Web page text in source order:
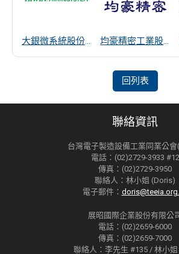
大銀微系統股份有限公司 均豪精密工業股份有限公司
回列表
聯絡資訊
台灣電子製造設備工業同業公會
電話：(02)2729-3933 #12
傳真：(02)2729-3950
聯絡人：林小姐 (Doris)
電子郵件：
展昭國際企業股份有限公
電話：(02)2659-6000
傳真：(02)2659-7000
聯絡人：李先生 #135 / 林小